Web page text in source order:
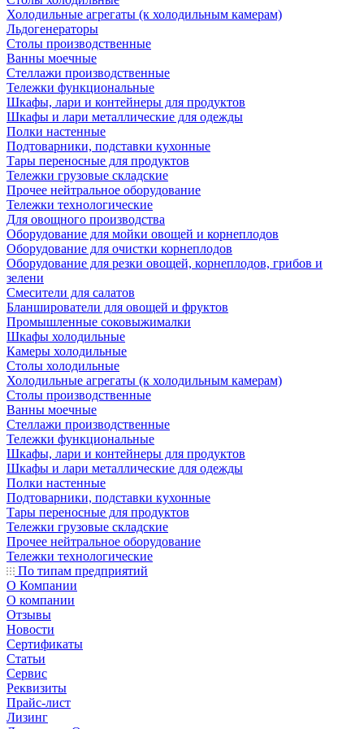
Холодильные агрегаты (к холодильным камерам)
Льдогенераторы
Столы производственные
Ванны моечные
Стеллажи производственные
Тележки функциональные
Шкафы, лари и контейнеры для продуктов
Шкафы и лари металлические для одежды
Полки настенные
Подтоварники, подставки кухонные
Тары переносные для продуктов
Тележки грузовые складские
Прочее нейтральное оборудование
Тележки технологические
Для овощного производства
Оборудование для мойки овощей и корнеплодов
Оборудование для очистки корнеплодов
Оборудование для резки овощей, корнеплодов, грибов и
зелени
Смесители для салатов
Бланширователи для овощей и фруктов
Промышленные соковыжималки
Шкафы холодильные
Камеры холодильные
Столы холодильные
Холодильные агрегаты (к холодильным камерам)
Столы производственные
Ванны моечные
Стеллажи производственные
Тележки функциональные
Шкафы, лари и контейнеры для продуктов
Шкафы и лари металлические для одежды
Полки настенные
Подтоварники, подставки кухонные
Тары переносные для продуктов
Тележки грузовые складские
Прочее нейтральное оборудование
Тележки технологические
По типам предприятий
О Компании
О компании
Отзывы
Новости
Сертификаты
Статьи
Сервис
Реквизиты
Прайс-лист
Лизинг